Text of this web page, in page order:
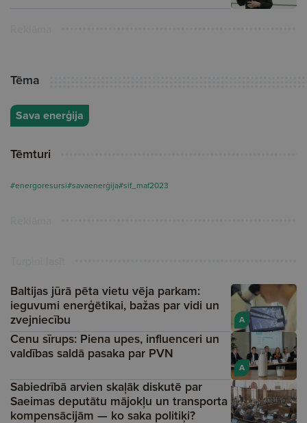
Tēma
Sava enerģija
Tēmturi
#energoresursi#savaenerģija#sif_maf2023
A
Baltijas jūrā pēta vietu vēja parkam:
ieguvumi enerģētikai, bažas par vidi un
zvejniecību
A
Cenu sīrups: Piena upes, influenceri un
valdības saldā pasaka par PVN
Sabiedrībā arvien skaļāk diskutē par
Saeimas deputātu mājokļu un transporta
kompensācijām — ko saka politiķi?